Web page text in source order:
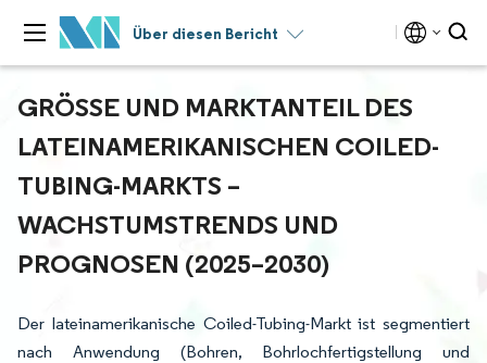
Über diesen Bericht
GRÖSSE UND MARKTANTEIL DES L
ATEINAMERIKANISCHEN COILED-T
UBING-MARKTS – W
ACHSTUMSTRENDS UND P
ROGNOSEN (2025–2030)
Der lateinamerikanische Coiled-Tubing-Markt ist segmentiert
nach Anwendung (Bohren, Bohrlochfertigstellung und